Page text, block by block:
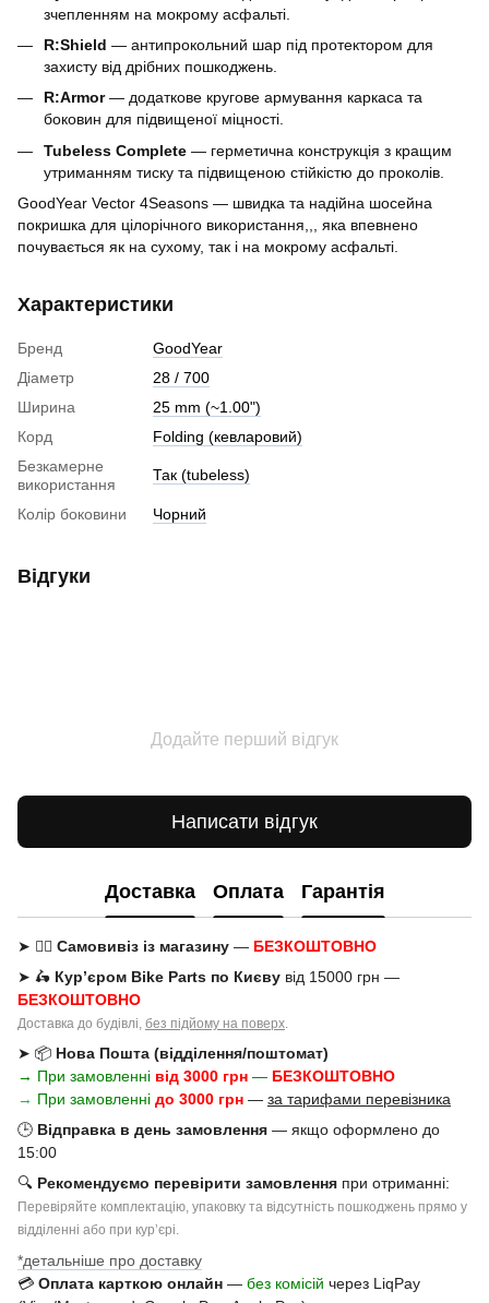
зчепленням на мокрому асфальті.
R:Shield — антипрокольний шар під протектором для
захисту від дрібних пошкоджень.
R:Armor— додаткове кругове армування каркаса та
боковин для підвищеної міцності.
Tubeless Complete — герметична конструкція з кращим
утриманням тиску та підвищеною стійкістю до проколів.
GoodYear Vector 4Seasons — швидка та надійна шосейна
покришка для цілорічного використання,,, яка впевнено
почувається як на сухому, так і на мокрому асфальті.
Характеристики
Бренд
GoodYear
Діаметр
28 / 700
Ширина
25 mm (~1.00")
Корд
Folding (кевларовий)
Безкамерне
використання
Так (tubeless)
Колір боковини Чорний
Відгуки
Додайте перший відгук
Написати відгук
Доставка Оплата Гарантія
➤ 🚶‍♂️ Самовивіз із магазину — БЕЗКОШТОВНО
➤ 🛵 Кур’єром Bike Parts по Києву від 15000 грн —
БЕЗКОШТОВНО
Доставка до будівлі, без підйому на поверх.
➤ 📦 Нова Пошта (відділення/поштомат)
→ При замовленні від 3000 грн — БЕЗКОШТОВНО
→ При замовленні до 3000 грн — за тарифами перевізника
🕒 Відправка в день замовлення — якщо оформлено до
15:00
🔍 Рекомендуємо перевірити замовлення при отриманні:
Перевіряйте комплектацію, упаковку та відсутність пошкоджень прямо у
відділенні або при курʼєрі.
*детальніше про доставку
💳 Оплата карткою онлайн — без комісій через LiqPay